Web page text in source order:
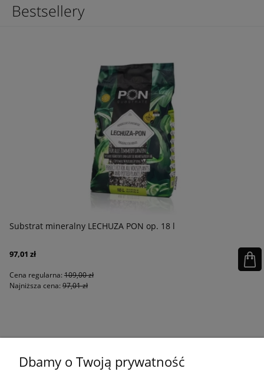
Bestsellery
Substrat mineralny LECHUZA PON op. 18 l
97,01 zł
Cena regularna:109,00 zł
Najniższa cena:97,01 zł
Dbamy o Twoją prywatność